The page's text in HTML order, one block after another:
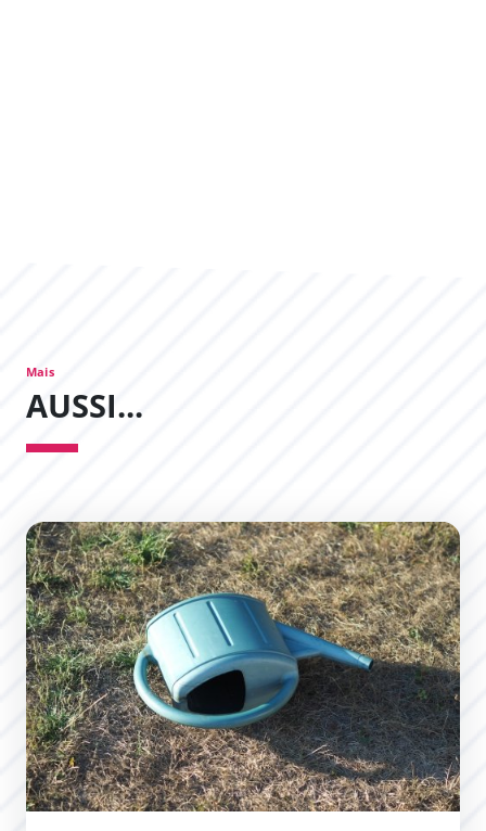
Mais
AUSSI...
Préservation de la ressource en eau : des mesures de